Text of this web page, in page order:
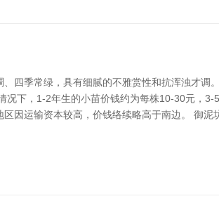
四季常绿，具有细腻的不雅赏性和抗浑浊才调
下，1-2年生的小苗价钱约为每株10-30元，3-
因运输资本较高，价钱络续略高于南边。 御泥